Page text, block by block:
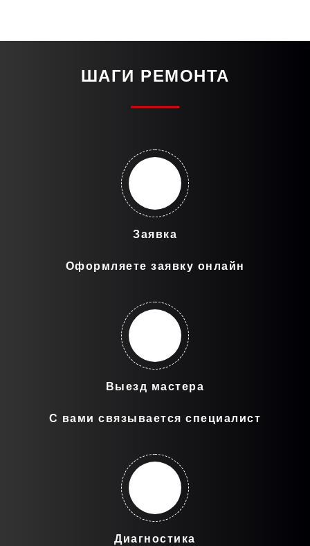
ШАГИ РЕМОНТА
Заявка
Оформляете заявку онлайн
Выезд мастера
С вами связывается специалист
Диагностика